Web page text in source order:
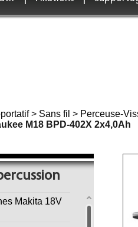
> Sans fil > Perceuse-
M18 BPD-402X 2x4,0Ah
Makita 18V